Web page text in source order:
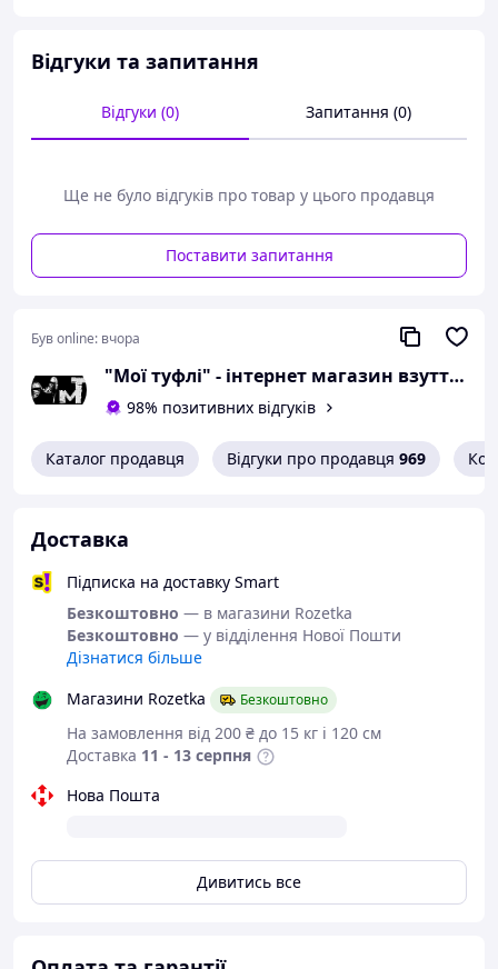
сантиметра.
Можлива похибка вимірювань +/- 2мм.
При оформленні замовлення
коментарях.
Вам сподобалася модель
і Ви вирішили купити?
9336271 і уточніть наявність
необхідного Вам розміру.
Або задайте запитання на
simashkevichr@ukr.net
Всі товари магазину -->
виробника
Колір:
Матеріал верху:натуральна шкіра.
Матеріал середини:натуральна шкіра.
Матеріал підошви:ТЕП - підошва
взуття, виготовлена з термопластичної
гуми. Термоэластопластичные підошви
позбавлені недоліків гумових підошов,
ПВХ-підошов. ТЕП підошви володіють
високим коефіцієнтом тертя по
асфальту, мокрих дорогах і снігу.
Відгуки та запитання
Відгуки (0) Запитання (0)
Ще не було відгуків про товар у цього продавця
Поставити запитання
Був online: вчора
"Мої туфлі" - інтернет магазин взуття на всі випадки життя.
98% позитивних відгуків
Каталог продавця Відгуки про продавця 969
Доставка
Підписка на доставку Smart
Безкоштовно — в магазини Rozetka
Безкоштовно — у відділення Нової Пошти
Дізнатися більше
Магазини Rozetka
Безкоштовно
На замовлення від 200 ₴ до 15 кг і 120 см
Доставка 11 - 13 серпня
Нова Пошта
Дивитись все